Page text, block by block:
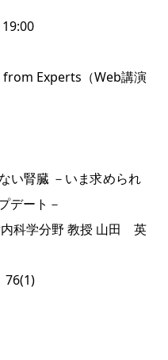
Experts（Web講演
い腎臓 －いま求められ
デート－
科学分野 教授 山田 英
76(1)